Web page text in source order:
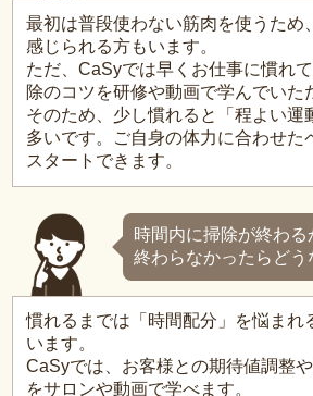
最初は普段使わない筋肉を使うため
感じられる方もいます。
ただ、CaSyでは早くお仕事に慣れ
除のコツを研修や動画で学んでいた
そのため、少し慣れると「程よい運
多いです。ご自身の体力に合わせた
スタートできます。
時間内に掃除が終わる
終わらなかったらどう
慣れるまでは「時間配分」を悩まれ
います。
CaSyでは、お客様との期待値調整
をサロンや動画で学べます。